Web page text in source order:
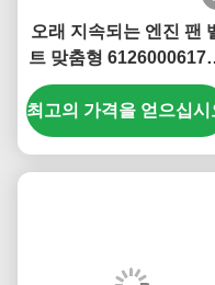
오래 지속되는 엔진 팬
트 맞춤형
612600061295
최고의 가격을 얻으십시